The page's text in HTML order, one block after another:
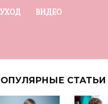
УХОД ВИДЕО
СТАТЬИ